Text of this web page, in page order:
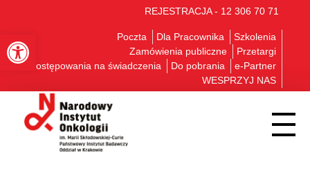
Otwórz pasek narzędzi
REJESTRACJA - 12 306 70 71
Poczta Dla Pracownika
Szkolenia
Zamówienia publiczne
Przetargi
Postępowania na świadczenia
Do pobrania
e-Partner
WESPRZYJ NAS